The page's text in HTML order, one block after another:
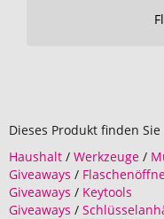
Dieses Produkt finden
Haushalt / Werkzeuge /
Giveaways /
Giveaways / Keytools
Giveaways /